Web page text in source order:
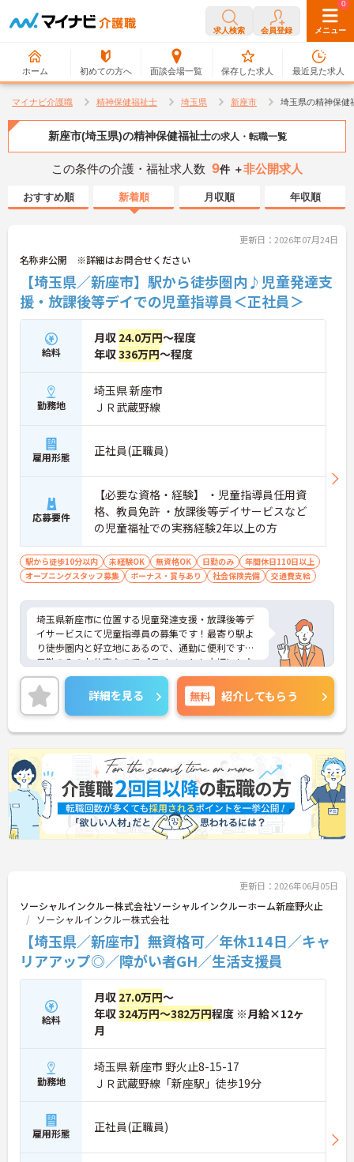
求人検索 会員登録 メニュー
ホーム 初めての方へ 面談会場一覧
0
保存した求人
0
最近見た求人
マイナビ介護職 精神保健福祉士 埼玉県 新座市 埼玉県の精神保健
新座市(埼玉県)の精神保健福祉士の求人・転職一覧
この条件の介護・福祉求人数 9件 ＋非公開求人
おすすめ順 新着順 月収順 年収順
更新日：2026年07月24日
名称非公開 ※詳細はお問合せください
【埼玉県／新座市】駅から徒歩圏内♪児童発達支
援・放課後等デイでの児童指導員＜正社員＞
給料
月収 24.0万円～程度
年収336万円～程度
勤務地
埼玉県 新座市
ＪＲ武蔵野線
雇用形態 正社員(正職員)
応募要件
【必要な資格・経験】 ・児童指導員任用資
格、教員免許 ・放課後等デイサービスなど
の児童福祉での実務経験2年以上の方
駅から徒歩10分以内 未経験OK 無資格OK 日勤のみ
年間休日110日以上
オープニングスタッフ募集
ボーナス・賞与あり 社会保険完備 交通費支給
埼玉県新座市に位置する児童発達支援・放課後等デ
イサービスにて児童指導員の募集です！最寄り駅よ
り徒歩圏内と好立地にあるので、通勤に便利です♪
日勤のみのお仕事なのでプライベートも大切にしな
がら働くことが出来ます。ご興味ある方には、面接
対策のポイント等、さらに詳しいお話をいたします
のでお気軽にご連絡下さい！
詳細を見る 無料 紹介してもらう
更新日：2026年06月05日
ソーシャルインクルー株式会社ソーシャルインクルーホーム新座野火止
ソーシャルインクルー株式会社
【埼玉県／新座市】無資格可／年休114日／キャ
リアアップ◎／障がい者GH／生活支援員
給料
月収 27.0万円～
年収324万円～382万円程度 ※月給×12ヶ
月
勤務地
埼玉県 新座市 野火止8-15-17
ＪＲ武蔵野線「新座駅」徒歩19分
雇用形態 正社員(正職員)